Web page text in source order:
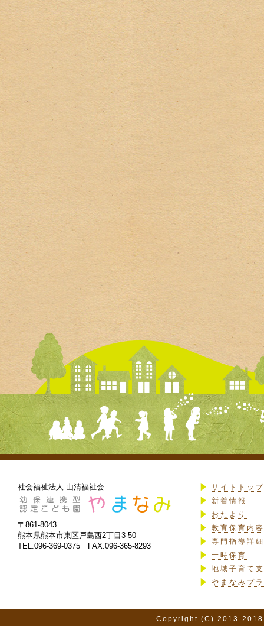
社会福祉法人 山清福祉会
〒861-8043
熊本県熊本市東区戸島西2丁目3-50
TEL.096-369-0375 FAX.096-365-8293
サイトトップ
新着情報
おたより
教育保育内
専門指導詳細
一時保育
地域子育て
やまなみプ
Copyright (C) 2013-